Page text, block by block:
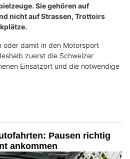
Sie gehören auf
nicht auf Strassen, Trottoirs
oder damit in den Motorsport
zuerst die Schweizer
Einsatzort und die notwendige
Pausen richtig
ankommen